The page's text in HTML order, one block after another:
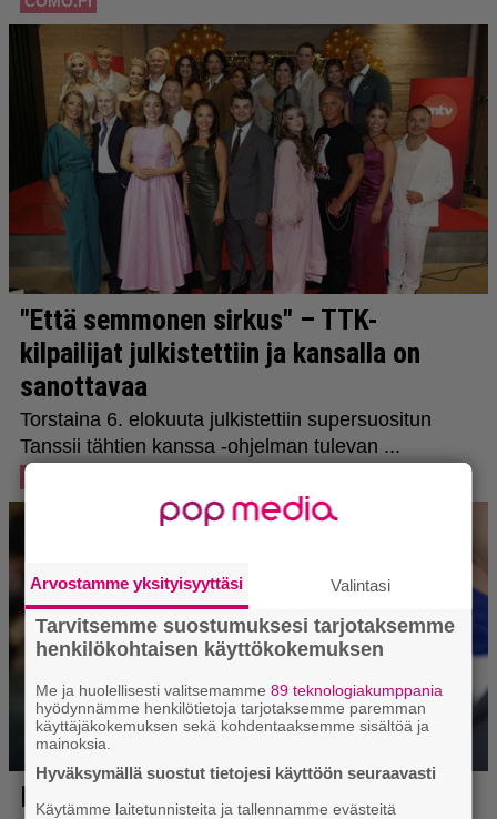
Arvostamme yksityisyyttäsi Valintasi
Tarvitsemme suostumuksesi tarjotaksemme
henkilökohtaisen käyttökokemuksen
Me ja huolellisesti valitsemamme89 teknologiakumppania
hyödynnämme henkilötietoja tarjotaksemme paremman
käyttäjäkokemuksen sekä kohdentaaksemme sisältöä ja
mainoksia.
Hyväksymällä suostut tietojesi käyttöön seuraavasti
Käytämme laitetunnisteita ja tallennamme evästeitä